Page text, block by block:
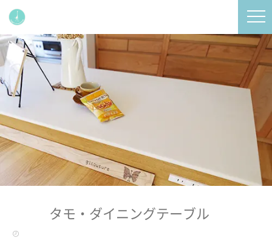
タモ・ダイニングテーブル